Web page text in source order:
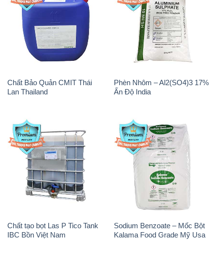
Chất Bảo Quản CMIT Thái
Lan Thailand
Phèn Nhôm – Al2(SO4)3 17%
Ấn Độ India
Chất tạo bọt Las P Tico Tank
IBC Bồn Việt Nam
Sodium Benzoate – Mốc Bột
Kalama Food Grade Mỹ Usa